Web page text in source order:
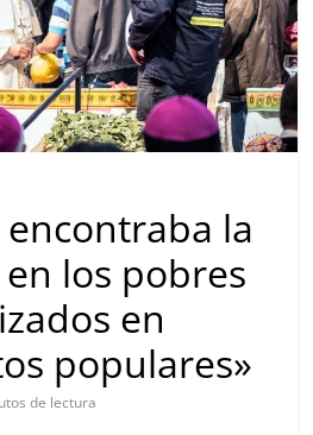
encontraba la
los pobres
en
populares»
de lectura